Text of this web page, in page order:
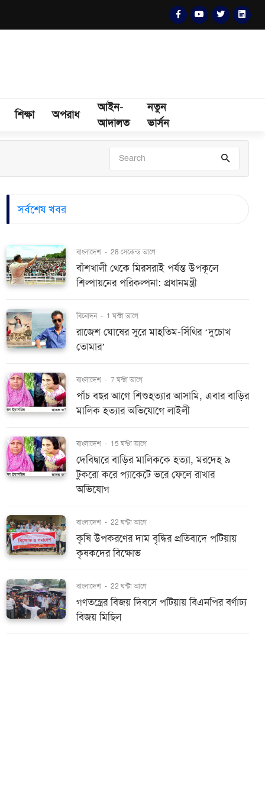
শিক্ষা অপরাধ
আইন-
আদালত
নতুন
ভার্সন
সর্বশেষ খবর
বাংলাদেশ - 28 সেকেন্ড আগে
বাঁশখালী থেকে মিরসরাই পর্যন্ত উপকূলে
শিল্পায়নের পরিকল্পনা: প্রধানমন্ত্রী
বিনোদন - 1 ঘন্টা আগে
রাজেশ ঘোষের সুরে মাহতিম-সিঁথির ‘দুচোখ
তোমার’
বাংলাদেশ - 7 ঘন্টা আগে
পাঁচ বছর আগে শিশুহত্যার আসামি, এবার বাড়ির
মালিক হত্যার অভিযোগে লাইলী
বাংলাদেশ - 15 ঘন্টা আগে
দেবিদ্বারে বাড়ির মালিককে হত্যা, মরদেহ ৯
টুকরো করে প্যাকেটে ভরে ফেলে রাখার
অভিযোগ
বাংলাদেশ - 22 ঘন্টা আগে
কৃষি উপকরণের দাম বৃদ্ধির প্রতিবাদে পটিয়ায়
কৃষকদের বিক্ষোভ
বাংলাদেশ - 22 ঘন্টা আগে
গণতন্ত্রের বিজয় দিবসে পটিয়ায় বিএনপির বর্ণাঢ্য
বিজয় মিছিল